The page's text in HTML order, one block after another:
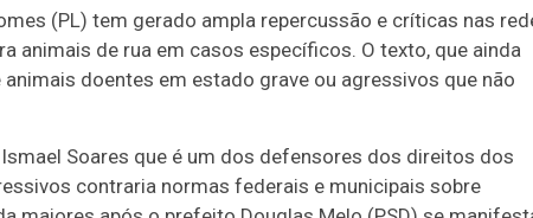
(PL) tem gerado ampla repercussão e críticas nas
animais de rua em casos específicos. O texto, que ainda
doentes em estado grave ou agressivos que não
Soares que é um dos defensores dos direitos dos
contraria normas federais e municipais sobre